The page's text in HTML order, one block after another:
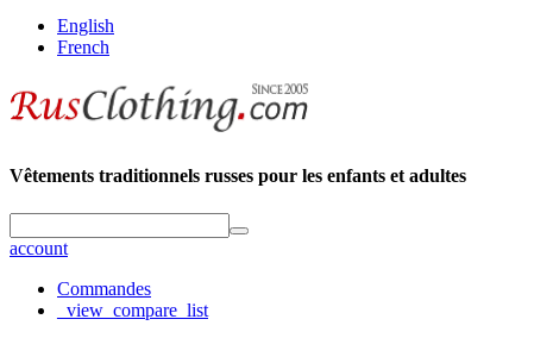
English
French
Vêtements traditionnels russes pour les enfants et adultes
account
Commandes
_view_compare_list